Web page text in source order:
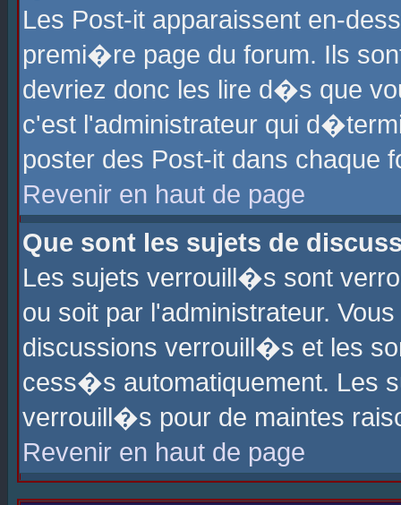
Les Post-it apparaissent en-
premi�re page du forum. Ils
devriez donc les lire d�s que
c'est l'administrateur qui
poster des Post-it dans chaque
Revenir en haut de page
Que sont les sujets de
Les sujets verrouill�s sont
ou soit par l'administrateur.
discussions verrouill�s et les
cess�s automatiquement. Les
verrouill�s pour de maintes
Revenir en haut de page